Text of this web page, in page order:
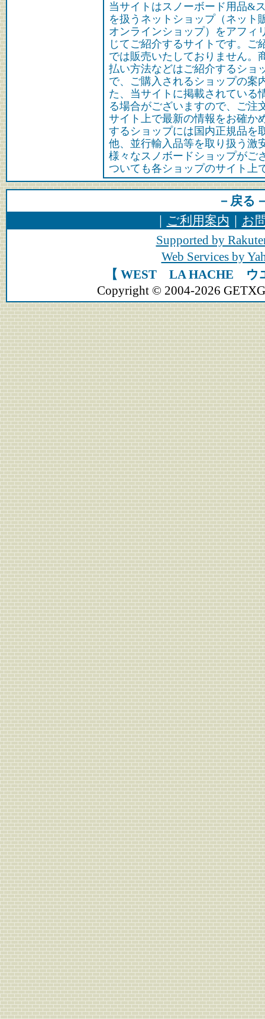
当サイトはスノーボード用品&
を扱うネットショップ（ネット
オンラインショップ）をアフィ
じてご紹介するサイトです。ご
では販売いたしておりません。
払い方法などはご紹介するショ
で、ご購入されるショップの案
た、当サイトに掲載されている
る場合がございますので、ご注
サイト上で最新の情報をお確か
するショップには国内正規品を
他、並行輸入品等を取り扱う激
様々なスノボードショップがご
ついても各ショップのサイト上
－戻る
｜ ご利用案内 ｜ お
Supported by
Web Services by
【 WEST LA HACHE ウ
Copyright © 2004-2026